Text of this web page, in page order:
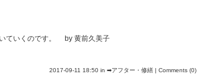
ていくのです。 by 黄前久美子
2017-09-11 18:50 in ➡アフター・修繕 | Comments (0)